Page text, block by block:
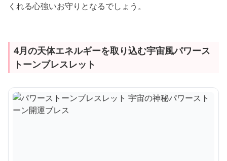
くれる心強いお守りとなるでしょう。
4月の天体エネルギーを取り込む宇宙風パワース
トーンブレスレット